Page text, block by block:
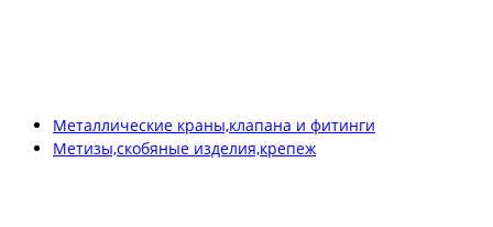
Металлические краны,клапана и фитинги
Метизы,скобяные изделия,крепеж